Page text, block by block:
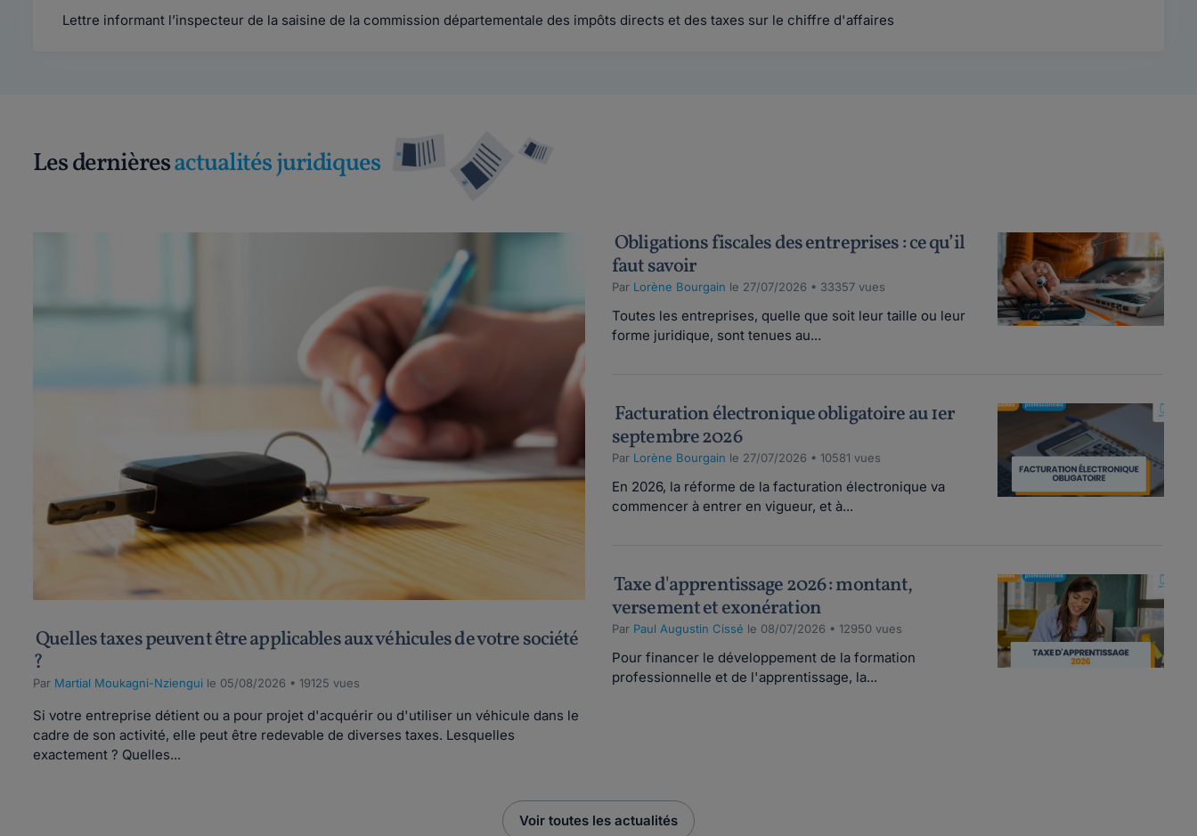
Lettre informant l’inspecteur de la saisine de la commission départementale des impôts directs et des taxes sur le chiffre d'affaires
Les dernièresactualités juridiques
Quelles taxes peuvent être applicables aux véhicules de votre société
?
Par Martial Moukagni-Nziengui le 05/08/2026 • 19125 vues
Si votre entreprise détient ou a pour projet d'acquérir ou d'utiliser un véhicule dans le
cadre de son activité, elle peut être redevable de diverses taxes. Lesquelles
exactement ? Quelles...
Obligations fiscales des entreprises : ce qu’il
faut savoir
Par Lorène Bourgain le 27/07/2026 • 33357 vues
Toutes les entreprises, quelle que soit leur taille ou leur
forme juridique, sont tenues au...
Facturation électronique obligatoire au 1er
septembre 2026
Par Lorène Bourgain le 27/07/2026 • 10581 vues
En 2026, la réforme de la facturation électronique va
commencer à entrer en vigueur, et à...
Taxe d'apprentissage 2026 : montant,
versement et exonération
Par Paul Augustin Cissé le 08/07/2026 • 12950 vues
Pour financer le développement de la formation
professionnelle et de l'apprentissage, la...
Voir toutes les actualités